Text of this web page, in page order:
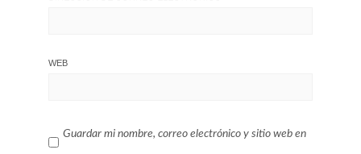
WEB
Guardar mi nombre, correo electrónico y sitio web en